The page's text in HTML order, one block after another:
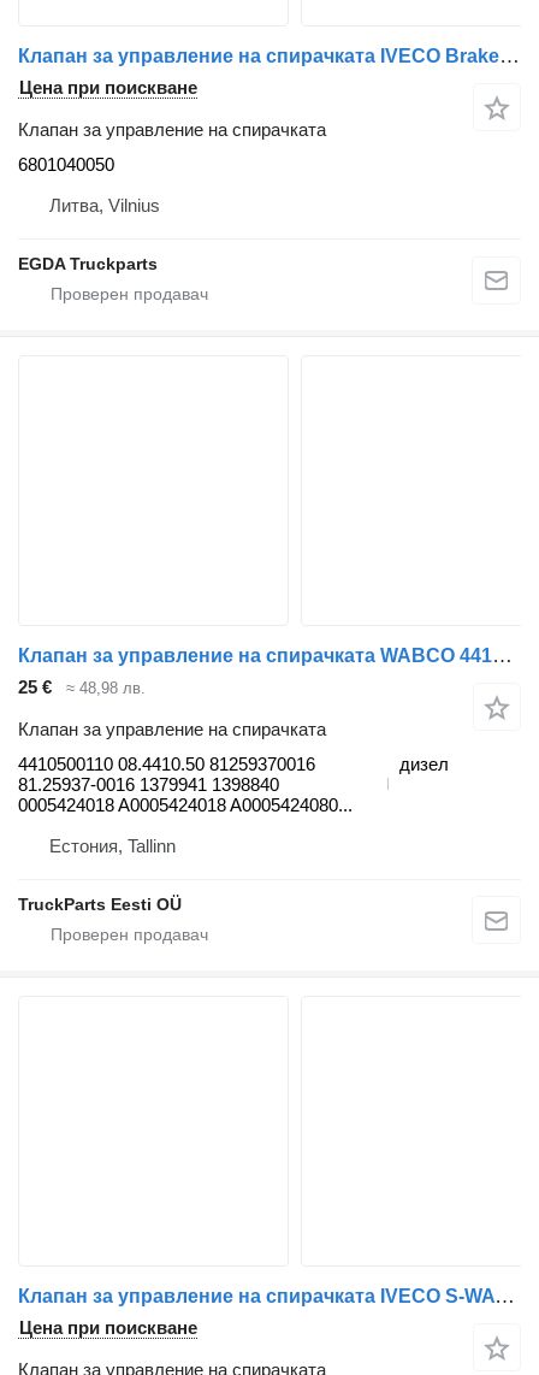
Клапан за управление на спирачката IVECO Brake control valve 6801040050 за влекач IVECO
Цена при поискване
Клапан за управление на спирачката
6801040050
Литва, Vilnius
EGDA Truckparts
Клапан за управление на спирачката WABCO 4410500110 за влекач IVECO Stralis, Trakker (2002-)
25 € ≈ 48,98 лв.
Клапан за управление на спирачката
4410500110 08.4410.50 81259370016
81.25937-0016 1379941 1398840
0005424018 A0005424018 A0005424080...
дизел
Естония, Tallinn
TruckParts Eesti OÜ
Клапан за управление на спирачката IVECO S-WAY 4802040020 за влекач IVECO
Цена при поискване
Клапан за управление на спирачката